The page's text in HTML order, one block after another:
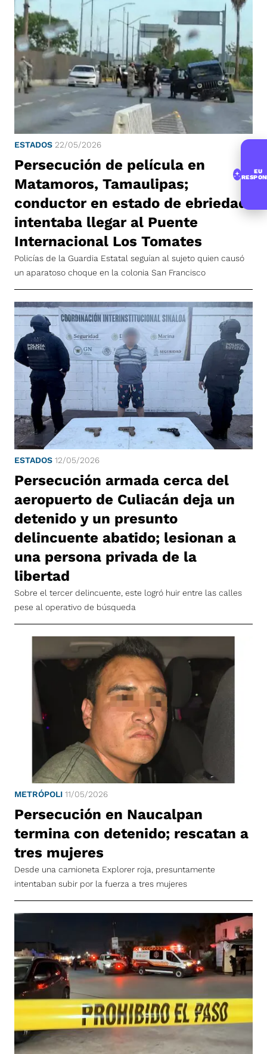
EU
ESTADOS 22/05/2026
Persecución de película en
Matamoros, Tamaulipas;
conductor en estado de ebriedad
intentaba llegar al Puente
Internacional Los Tomates
Policías de la Guardia Estatal seguían al sujeto quien causó
un aparatoso choque en la colonia San Francisco
ESTADOS 12/05/2026
Persecución armada cerca del
aeropuerto de Culiacán deja un
detenido y un presunto
delincuente abatido; lesionan a
una persona privada de la
libertad
Sobre el tercer delincuente, este logró huir entre las calles
pese al operativo de búsqueda
METRÓPOLI 11/05/2026
Persecución en Naucalpan
termina con detenido; rescatan a
tres mujeres
Desde una camioneta Explorer roja, presuntamente
intentaban subir por la fuerza a tres mujeres